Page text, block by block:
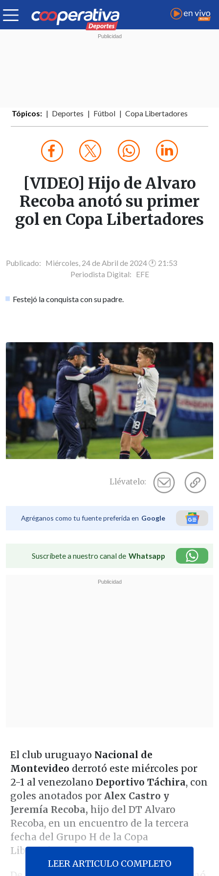
Tópicos: Deportes Fútbol Copa Libertadores
[VIDEO] Hijo de Alvaro
Recoba anotó su primer
gol en Copa Libertadores
Publicado: Miércoles, 24 de Abril de 2024 🕐 21:53
Periodista Digital: EFE
Festejó la conquista con su padre.
Llévatelo:
Agréganos como tu fuente preferida en Google
Suscríbete a nuestro canal de Whatsapp
El club uruguayo Nacional de
Montevideo derrotó este miércoles por
2-1 al venezolano Deportivo Táchira, con
goles anotados por Alex Castro y
Jeremía Recoba, hijo del DT Alvaro
Recoba, en un encuentro de la tercera
fecha del Grupo H de la Copa
Libertadores.
LEER ARTICULO COMPLETO